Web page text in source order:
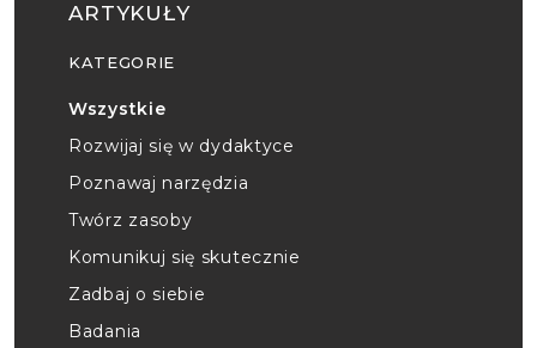
ARTYKUŁY
KATEGORIE
Wszystkie
Rozwijaj się w dydaktyce
Poznawaj narzędzia
Twórz zasoby
Komunikuj się skutecznie
Zadbaj o siebie
Badania